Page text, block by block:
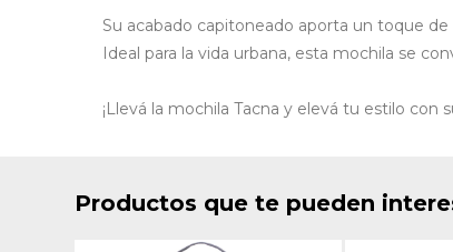
Su acabado capitoneado aporta un toque
Ideal para la vida urbana, esta mochila se
¡Llevá la mochila Tacna y elevá tu estilo con
Productos que te pueden